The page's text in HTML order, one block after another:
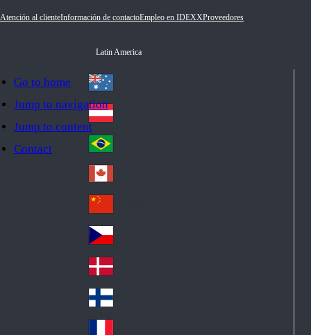
Go to home
Jump to navigation
Jump to content
Contact
Atención al clienteInformación de contactoEmpleo en IDEXXProveedores
Latin America
Au
str
ali
a
Au
stri
a
Br
azi
l
Ca
na
da
Ch
ina
Cz
ec
h
De
nm
ark
Fin